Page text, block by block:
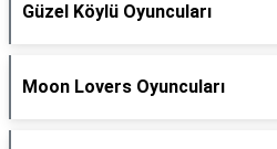
Güzel Köylü Oyuncuları
Moon Lovers Oyuncuları